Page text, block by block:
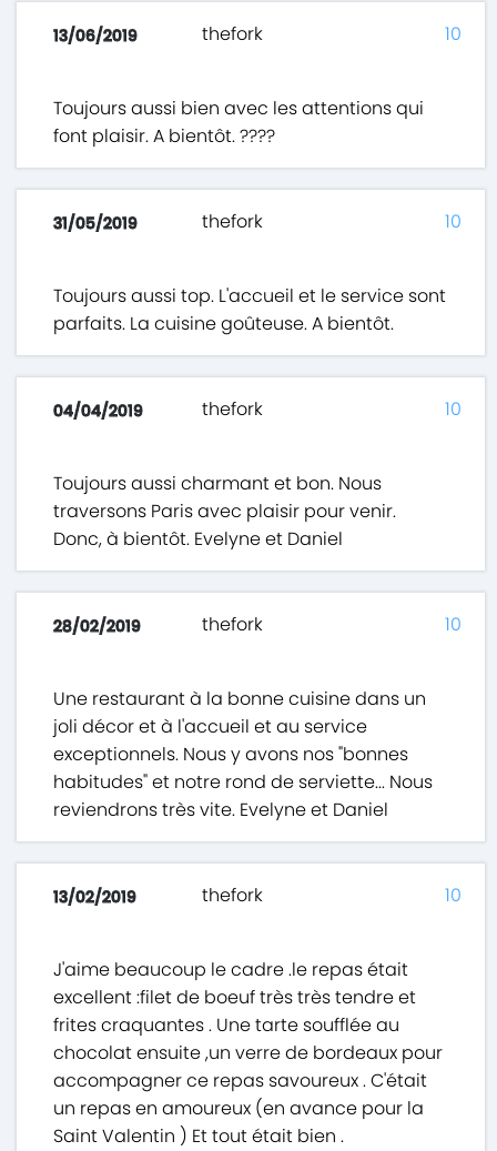
13/06/2019 thefork
Toujours aussi bien avec les attentions qui
font plaisir. A bientôt. ????
10
31/05/2019 thefork
Toujours aussi top. L'accueil et le service sont
parfaits. La cuisine goûteuse. A bientôt.
10
04/04/2019 thefork
Toujours aussi charmant et bon. Nous
traversons Paris avec plaisir pour venir.
Donc, à bientôt. Evelyne et Daniel
10
28/02/2019 thefork
Une restaurant à la bonne cuisine dans un
joli décor et à l'accueil et au service
exceptionnels. Nous y avons nos "bonnes
habitudes" et notre rond de serviette... Nous
reviendrons très vite. Evelyne et Daniel
10
13/02/2019 thefork
J'aime beaucoup le cadre .le repas était
excellent :filet de boeuf très très tendre et
frites craquantes . Une tarte soufflée au
chocolat ensuite ,un verre de bordeaux pour
accompagner ce repas savoureux . C'était
un repas en amoureux (en avance pour la
Saint Valentin ) Et tout était bien .
10